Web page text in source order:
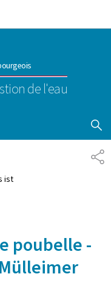
de l'eau
ist
poubelle -